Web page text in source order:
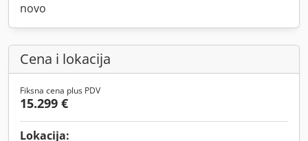
novo
Cena i lokacija
Fiksna cena plus PDV
15.299 €
Lokacija: